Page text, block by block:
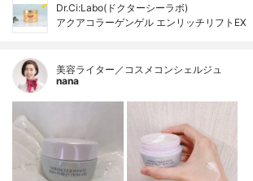
Dr.Ci:Labo(ドクターシーラボ)
アクアコラーゲンゲル エンリッチリフトEX
美容ライター／コスメコンシェルジュ
nana